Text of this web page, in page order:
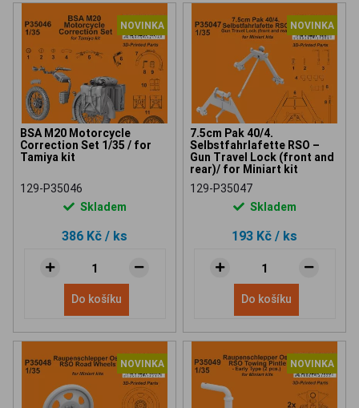
NOVINKA
BSA M20 Motorcycle
Correction Set 1/35 / for
Tamiya kit
129-P35046
Skladem
386 Kč / ks
Do košíku
NOVINKA
7.5cm Pak 40/4.
Selbstfahrlafette RSO –
Gun Travel Lock (front and
rear)/ for Miniart kit
129-P35047
Skladem
193 Kč / ks
Do košíku
NOVINKA NOVINKA